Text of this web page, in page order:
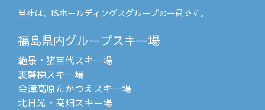
当社は、 ISホールディングスグループの一員です。
福島県内グループスキー場
絶景・猪苗代スキー場
裏磐梯スキー場
会津高原たかつえスキー場
北日光・高畑スキー場